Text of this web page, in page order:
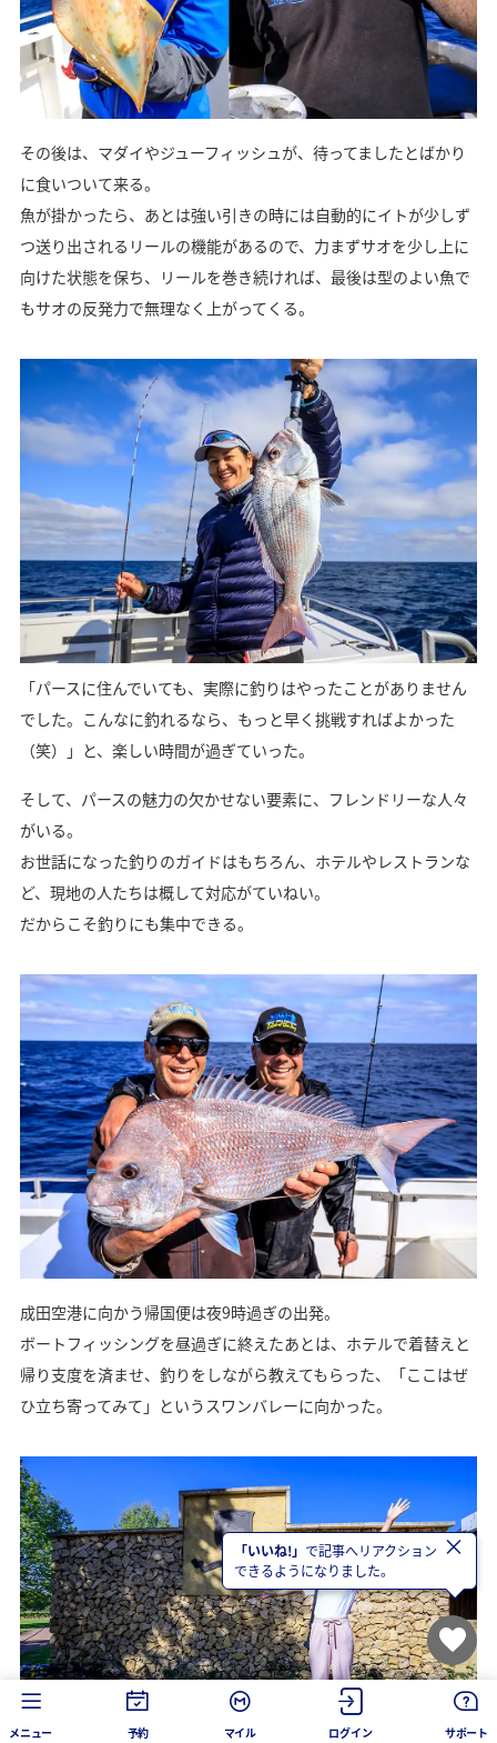
その後は、マダイやジューフィッシュが、待ってましたとばかり
に食いついて来る。
魚が掛かったら、あとは強い引きの時には自動的にイトが少しず
つ送り出されるリールの機能があるので、力まずサオを少し上に
向けた状態を保ち、リールを巻き続ければ、最後は型のよい魚で
もサオの反発力で無理なく上がってくる。
「パースに住んでいても、実際に釣りはやったことがありません
でした。こんなに釣れるなら、もっと早く挑戦すればよかった
（笑）」と、楽しい時間が過ぎていった。
そして、パースの魅力の欠かせない要素に、フレンドリーな人々
がいる。
お世話になった釣りのガイドはもちろん、ホテルやレストランな
ど、現地の人たちは概して対応がていねい。
だからこそ釣りにも集中できる。
成田空港に向かう帰国便は夜9時過ぎの出発。
ボートフィッシングを昼過ぎに終えたあとは、ホテルで着替えと
帰り支度を済ませ、釣りをしながら教えてもらった、「ここはぜ
ひ立ち寄ってみて」というスワンバレーに向かった。
×
「いいね!」 で記事へリアクション
できるようになりました。
メニュー 予約 マイル ログイン サポート